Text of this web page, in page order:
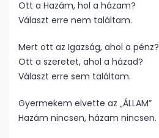
Ott a Hazám, hol a házam?
Választ erre nem találtam.
Mert ott az Igazság, ahol a pénz?
Ott a szeretet, ahol a házad?
Választ erre sem találtam.
Gyermekem elvette az „ÁLLAM”
Hazám nincsen, házam nincsen.